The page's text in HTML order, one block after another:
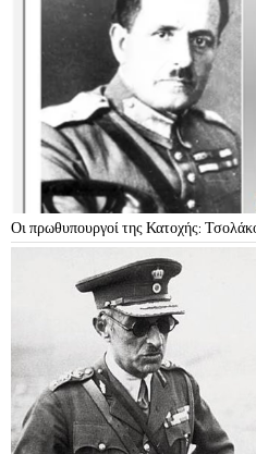
Οι πρωθυπουργοί της Κατοχής: